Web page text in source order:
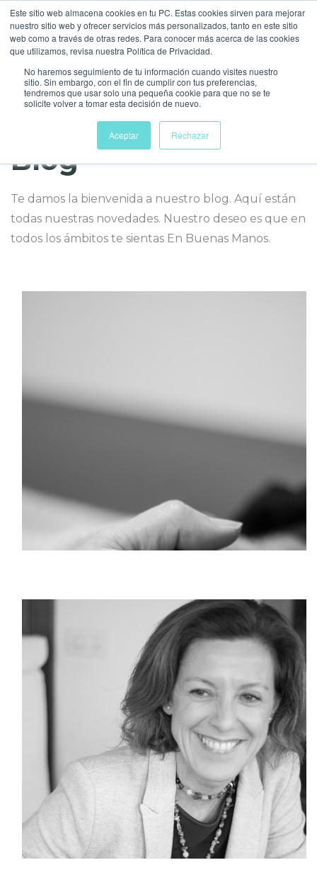
Este sitio web almacena cookies en tu PC. Estas cookies sirven para mejorar
nuestro sitio web y ofrecer servicios más personalizados, tanto en este sitio
web como a través de otras redes. Para conocer más acerca de las cookies
que utilizamos, revisa nuestra Política de Privacidad.
No haremos seguimiento de tu información cuando visites nuestro
sitio. Sin embargo, con el fin de cumplir con tus preferencias,
tendremos que usar solo una pequeña cookie para que no se te
solicite volver a tomar esta decisión de nuevo.
Aceptar Rechazar
Blog
Te damos la bienvenida a nuestro blog. Aquí están
todas nuestras novedades. Nuestro deseo es que en
todos los ámbitos te sientas En Buenas Manos.